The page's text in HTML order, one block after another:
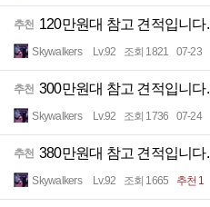
추천 120만원대 참고 견적입니다.
Skywalkers Lv.92 조회 1821 07-23
추천 300만원대 참고 견적입니다.
Skywalkers Lv.92 조회 1736 07-24
추천 380만원대 참고 견적입니다.
Skywalkers Lv.92 조회 1665 추천 1